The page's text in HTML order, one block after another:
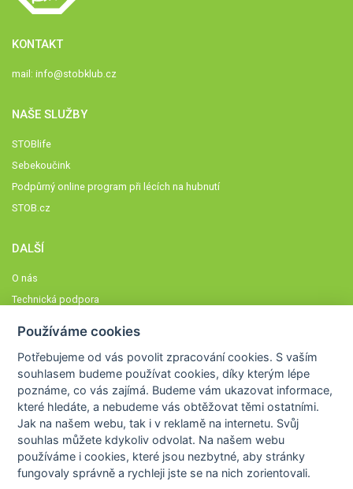
KONTAKT
mail: info@stobklub.cz
NAŠE SLUŽBY
STOBlife
Sebekoučink
Podpůrný online program při lécích na hubnutí
STOB.cz
DALŠÍ
O nás
Technická podpora
Členové STOBklubu
Zásady nakládání s osobními údaji
Otestujte se
Spočítejte si
Výzva 52
Používáme cookies
Potřebujeme od vás povolit zpracování cookies. S vaším
souhlasem budeme používat cookies, díky kterým lépe
poznáme,co vás zajímá. Budeme vám ukazovat informace,
které hledáte, a nebudeme vás obtěžovat těmi ostatními.
Jak na našem webu, tak i v reklamě na internetu. Svůj
souhlas můžete kdykoliv odvolat. Na našem webu
používáme i cookies, které jsou nezbytné, aby stránky
fungovaly správně a rychleji jste se na nich zorientovali.